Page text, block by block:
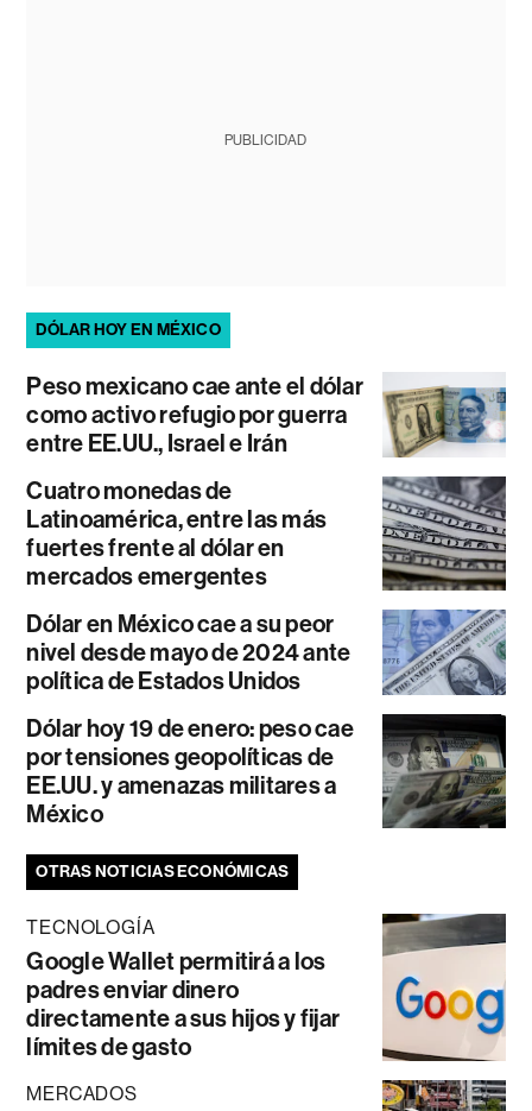
PUBLICIDAD
DÓLAR HOY EN MÉXICO
Peso mexicano cae ante el dólar
como activo refugio por guerra
entre EE.UU., Israel e Irán
Cuatro monedas de
Latinoamérica, entre las más
fuertes frente al dólar en
mercados emergentes
Dólar en México cae a su peor
nivel desde mayo de 2024 ante
política de Estados Unidos
Dólar hoy 19 de enero: peso cae
por tensiones geopolíticas de
EE.UU. y amenazas militares a
México
OTRAS NOTICIAS ECONÓMICAS
TECNOLOGÍA
Google Wallet permitirá a los
padres enviar dinero
directamente a sus hijos y fijar
límites de gasto
MERCADOS